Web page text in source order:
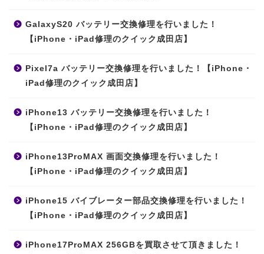
GalaxyS20 バッテリー交換修理を行いました！
【iPhone・iPad修理のクイック成田店】
Pixel7a バッテリー交換修理を行いました！【iPhone・
iPad修理のクイック成田店】
iPhone13 バッテリー交換修理を行いました！
【iPhone・iPad修理のクイック成田店】
iPhone13ProMAX 画面交換修理を行いました！
【iPhone・iPad修理のクイック成田店】
iPhone15 バイブレーター部品交換修理を行いました！
【iPhone・iPad修理のクイック成田店】
iPhone17ProMAX 256GBを買取させて頂きました！